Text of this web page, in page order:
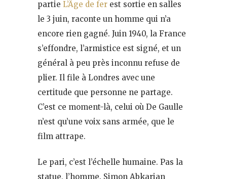
partie L’Âge de fer est sortie en salles
le 3 juin, raconte un homme qui n’a
encore rien gagné. Juin 1940, la France
s’effondre, l’armistice est signé, et un
général à peu près inconnu refuse de
plier. Il file à Londres avec une
certitude que personne ne partage.
C’est ce moment-là, celui où De Gaulle
n’est qu’une voix sans armée, que le
film attrape.
Le pari, c’est l’échelle humaine. Pas la
statue, l’homme. Simon Abkarian